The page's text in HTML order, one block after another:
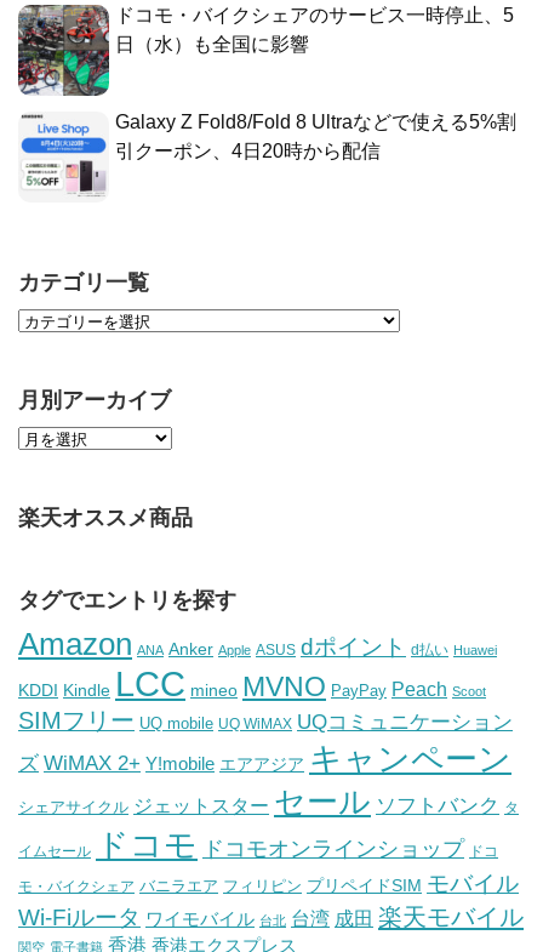
ドコモ・バイクシェアのサービス一時停止、5
日（水）も全国に影響
Galaxy Z Fold8/Fold 8 Ultraなどで使える5%割
引クーポン、4日20時から配信
カテゴリ一覧
月別アーカイブ
楽天オススメ商品
タグでエントリを探す
Amazon ANA Anker Apple ASUS dポイント d払い Huawei
KDDI Kindle LCC mineo MVNO PayPay Peach Scoot
SIMフリー UQ mobile UQ WiMAX UQコミュニケーション
ズ WiMAX 2+ Y!mobile エアアジア キャンペーン
シェアサイクル ジェットスター セール ソフトバンク タ
イムセール ドコモ ドコモオンラインショップ ドコ
モ・バイクシェア バニラエア フィリピン プリペイドSIM モバイル
Wi-Fiルータ ワイモバイル 台北 台湾 成田 楽天モバイル
関空 電子書籍 香港 香港エクスプレス